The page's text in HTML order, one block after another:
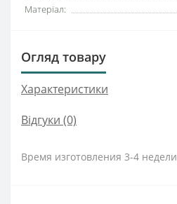
Матеріал:
Огляд товару
Характеристики
Відгуки (0)
Время изготовления 3-4 недели